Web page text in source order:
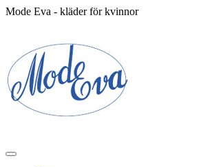
Mode Eva - kläder för kvinnor